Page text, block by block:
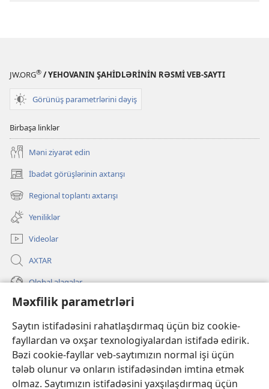
Məxfilik parametrləri
Saytın istifadəsini rahatlaşdırmaq üçün biz cookie-
fayllardan və oxşar texnologiyalardan istifadə edirik.
Bəzi cookie-fayllar veb-saytımızın normal işi üçün
tələb olunur və onların istifadəsindən imtina etmək
olmaz. Saytımızın istifadəsini yaxşılaşdırmaq üçün
JW.ORG® / YEHOVANIN ŞAHİDLƏRİNİN RƏSMİ VEB-SAYTI
Görünüş parametrlərini dəyiş
Birbaşa linklər
Məni ziyarət edin
İbadət görüşlərinin axtarışı
(yeni
pəncərə
açılır)
Regional toplantı axtarışı
(yeni
pəncərə
açılır)
Yeniliklər
Videolar
AXTAR
Qlobal əlaqələr
KÖMƏK
(yeni
pəncərə
açılır) Gözətçi qülləsinin ONLAYN KİTABXANASI™
(yeni
pəncərə